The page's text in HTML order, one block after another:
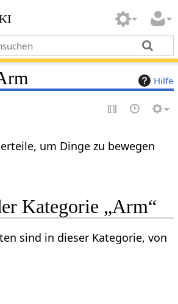
Hilfe
um Dinge zu bewegen
Kategorie „Arm“
sind in dieser Kategorie, von